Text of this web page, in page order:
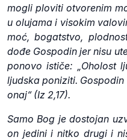
mogli ploviti otvorenim
u olujama i visokim
moć, bogatstvo,
dođe Gospodin jer nisu
ponovo ističe: „Oholost
ljudska poniziti. Gospodin
onaj“ (Iz 2,17).
Samo Bog je dostojan
on jedini i nitko drugi i